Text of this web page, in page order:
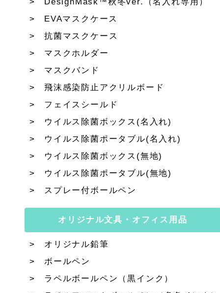
EVAマスクケース
抗菌マスクケース
マスクホルダー
マスクバンド
飛沫感染防止アクリルボード
フェイスシールド
ウイルス除菌ボックス(名入れ)
ウイルス除菌ポータブル(名入れ)
ウイルス除菌ボックス(無地)
ウイルス除菌ポータブル(無地)
スプレー付ボールペン
オリジナル文具・オフィス用品
オリジナル鉛筆
ボールペン
ラペルボールペン（黒インク）